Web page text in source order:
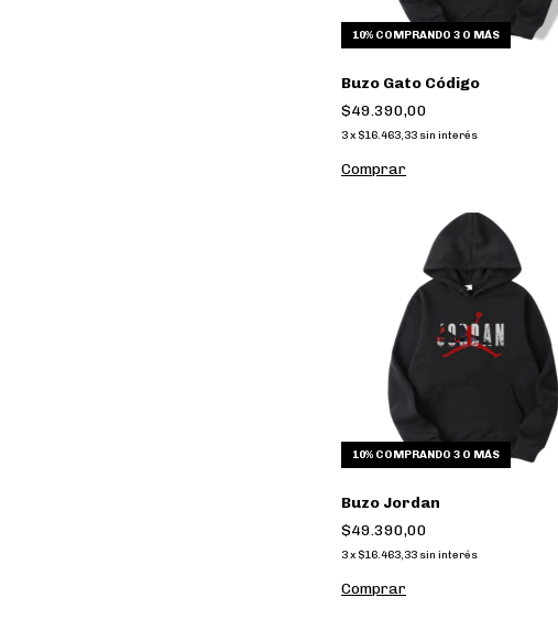
10% COMPRANDO 3 O MÁS
Buzo Gato Código
$49.390,00
3x $16.463,33 sin interés
Comprar
10% COMPRANDO 3 O MÁS
Buzo Jordan
$49.390,00
3x $16.463,33 sin interés
Comprar